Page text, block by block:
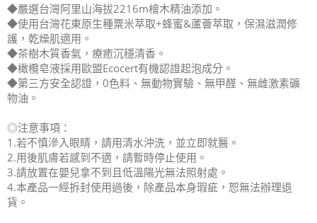
◆嚴選台灣阿里山海拔2216m檜木精油添加。
◆使用台灣花東原生種粟米萃取+蜂蜜&蘆薈萃取，保濕滋潤修
護，乾燥肌適用。
◆茶樹木質香氣，療癒沉穩清香。
◆橄欖皂液採用歐盟Ecocert有機認證起泡成分。
◆第三方安全認證，0色料、無動物實驗、無甲醛、無雌激素礦
物油。
◎注意事項：
1.若不慎滲入眼睛，請用清水沖洗，並立即就醫。
2.用後肌膚若感到不適，請暫時停止使用。
3.請放置在嬰兒拿不到且低溫陽光無法照射處。
4.本產品一經拆封使用過後，除產品本身瑕疵，恕無法辦理退
貨。